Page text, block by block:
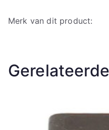
Merk van dit product: